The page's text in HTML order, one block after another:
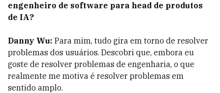
engenheiro de software para head de produtos
de IA?
Danny Wu: Para mim, tudo gira em torno de resolver
problemas dos usuários. Descobri que, embora eu
goste de resolver problemas de engenharia, o que
realmente me motiva é resolver problemas em
sentido amplo.